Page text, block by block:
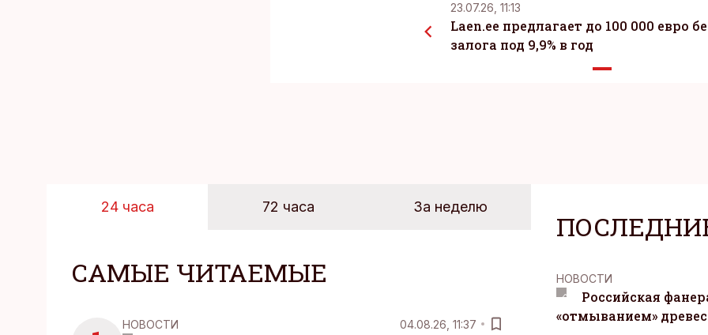
23.07.26, 11:13
Laen.ee предлагает до 100 000 евро
залога под 9,9% в год
24 часа 72 часа За неделю
САМЫЕ ЧИТАЕМЫЕ
НОВОСТИ 04.08.26, 11:37
НОВОСТИ
Российская
«отмыванием»